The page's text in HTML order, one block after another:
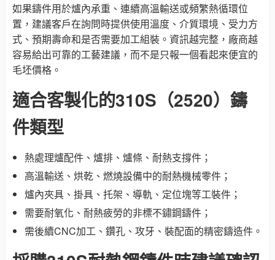
如果鑄件用於爐內承重、連續高溫輸送或頻繁熱循環位
置，建議客戶在詢問時提供使用溫度、介質環境、受力方
式、預期壽命和是否需要加工組裝。資訊越完整，廠商越
容易給出可靠的工藝建議，而不是只報一個看起來便宜的
毛坯價格。
適合客製化的310S（2520）鑄
件類型
熱處理爐配件、爐排、爐條、耐熱支撐件；
高溫輸送、烘乾、燃燒設備中的耐熱機械零件；
爐內夾具、掛具、托架、導軌、定位塊等工裝件；
需要耐氧化、耐熱疲勞的非標不鏽鋼鑄件；
需後續CNC加工、鑽孔、攻牙、裝配面的精密鑄造件。